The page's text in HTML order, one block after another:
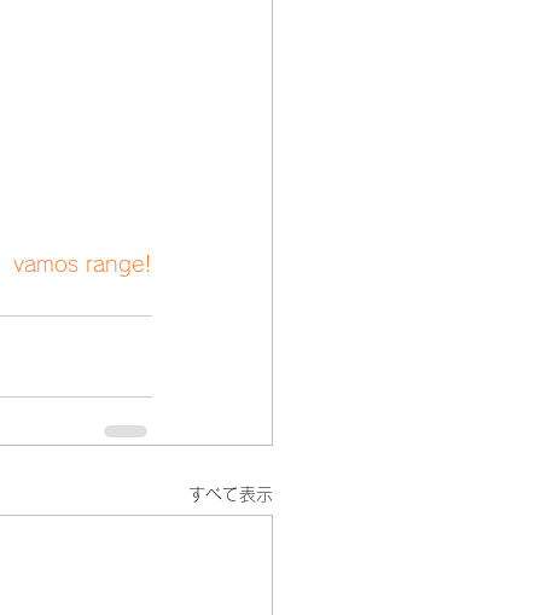
vamos range!
すべて表示